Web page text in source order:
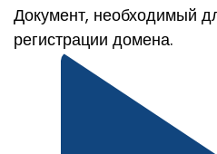
Документ, необходимый
регистрации домена.